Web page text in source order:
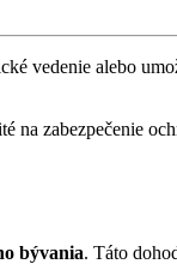
vedenie alebo
na zabezpečenie
bývania. Táto